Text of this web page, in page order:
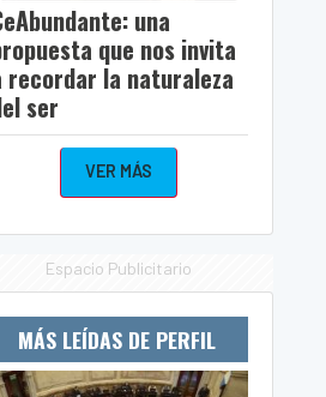
una
que nos invita
recordar la naturaleza
ser
VER MÁS
Espacio Publicitario
MÁS LEÍDAS DE PERFIL